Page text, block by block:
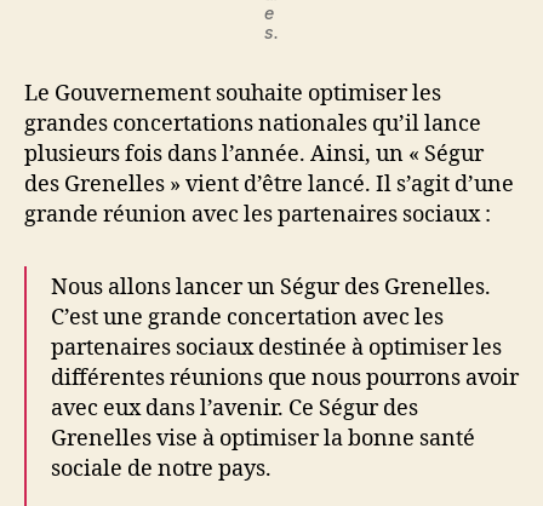
e
s.
Le Gouvernement souhaite optimiser les
grandes concertations nationales qu’il lance
plusieurs fois dans l’année. Ainsi, un « Ségur
des Grenelles » vient d’être lancé. Il s’agit d’une
grande réunion avec les partenaires sociaux :
Nous allons lancer un Ségur des Grenelles.
C’est une grande concertation avec les
partenaires sociaux destinée à optimiser les
différentes réunions que nous pourrons avoir
avec eux dans l’avenir. Ce Ségur des
Grenelles vise à optimiser la bonne santé
sociale de notre pays.